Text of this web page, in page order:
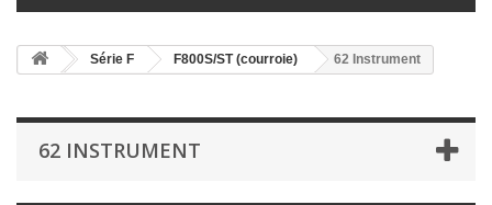
>Série F >F800S/ST (courroie) 62 Instrument
62 INSTRUMENT